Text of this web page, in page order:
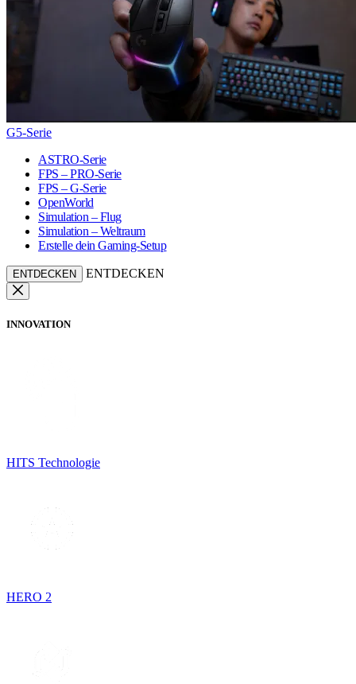
G5-Serie
ASTRO-Serie
FPS – PRO-Serie
FPS – G-Serie
OpenWorld
Simulation – Flug
Simulation – Weltraum
Erstelle dein Gaming-Setup
ENTDECKEN ENTDECKEN
INNOVATION
HITS Technologie
HERO 2